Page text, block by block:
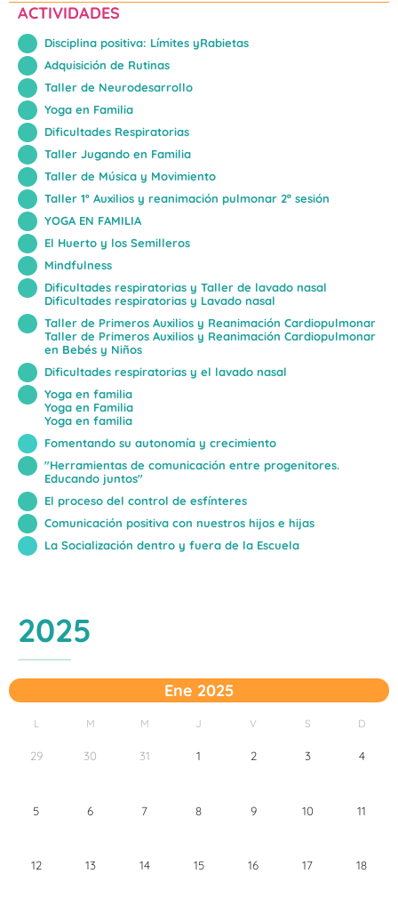
ACTIVIDADES
Disciplina positiva: Límites yRabietas
Adquisición de Rutinas
Taller de Neurodesarrollo
Yoga en Familia
Dificultades Respiratorias
Taller Jugando en Familia
Taller de Música y Movimiento
Taller 1º Auxilios y reanimación pulmonar 2ª sesión
YOGA EN FAMILIA
El Huerto y los Semilleros
Mindfulness
Dificultades respiratorias y Taller de lavado nasal
Dificultades respiratorias y Lavado nasal
Taller de Primeros Auxilios y Reanimación Cardiopulmonar
Taller de Primeros Auxilios y Reanimación Cardiopulmonar
en Bebés y Niños
Dificultades respiratorias y el lavado nasal
Yoga en familia
Yoga en Familia
Yoga en familia
Fomentando su autonomía y crecimiento
"Herramientas de comunicación entre progenitores.
Educando juntos"
El proceso del control de esfínteres
Comunicación positiva con nuestros hijos e hijas
La Socialización dentro y fuera de la Escuela
2025
Ene 2025
L M M J V S D
29 30 31 1 2 3 4
5 6 7 8 9 10 11
12 13 14 15 16 17 18